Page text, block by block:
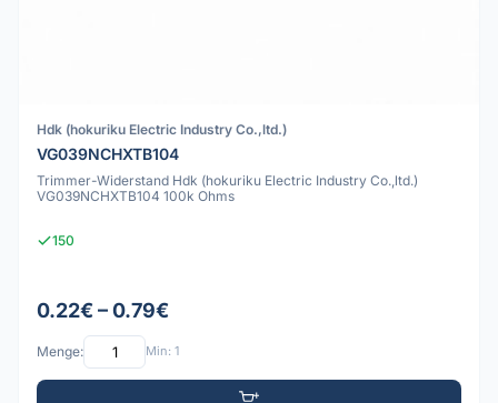
Hdk (hokuriku Electric Industry Co.,ltd.)
VG039NCHXTB104
Trimmer-Widerstand Hdk (hokuriku Electric Industry Co.,ltd.)
VG039NCHXTB104 100k Ohms
150
0.22€ – 0.79€
Menge: Min: 1